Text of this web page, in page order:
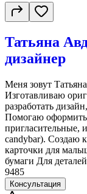
Татьяна
дизайнер
Меня зовут
Изготавливаю
разработать
Помогаю оформить
пригласительные,
candybar). Создаю
карточки для
бумаги Для
9485
Консультация